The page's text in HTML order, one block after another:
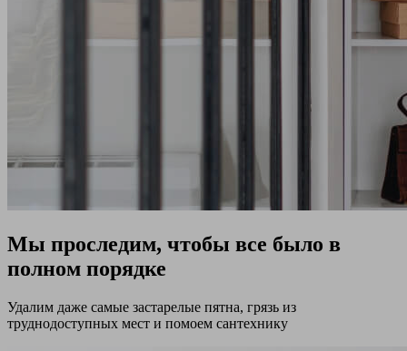
Мы проследим, чтобы все было в
полном порядке
Удалим даже самые застарелые пятна, грязь из
труднодоступных мест и помоем сантехнику